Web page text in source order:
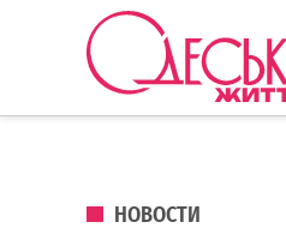
Перейти к содержанию
ОПУБЛИКОВАНО В
НОВОСТИ